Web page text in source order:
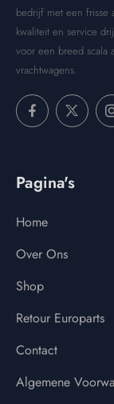
bedrijf met een frisse
kwaliteit en service
voor een breed scala
vrachtwagens.
Pagina's
Home
Over Ons
Shop
Retour Europarts
Contact
Algemene